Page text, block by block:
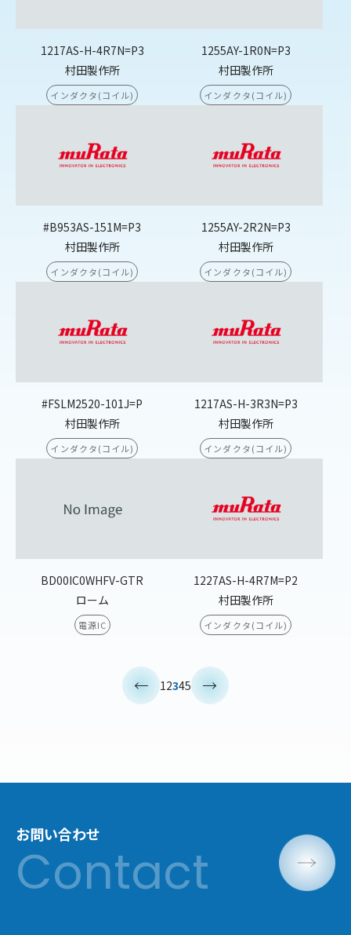
1217AS-H-4R7N=P3
村田製作所
インダクタ(コイル)
1255AY-1R0N=P3
村田製作所
インダクタ(コイル)
#B953AS-151M=P3
村田製作所
インダクタ(コイル)
1255AY-2R2N=P3
村田製作所
インダクタ(コイル)
#FSLM2520-101J=P
村田製作所
インダクタ(コイル)
1217AS-H-3R3N=P3
村田製作所
インダクタ(コイル)
BD00IC0WHFV-GTR
ローム
電源IC
1227AS-H-4R7M=P2
村田製作所
インダクタ(コイル)
12345
お問い合わせ